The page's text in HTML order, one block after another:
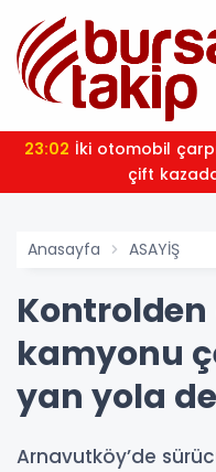
23:02
çift
Anasayfa ASAYİŞ
kamyonu
yan yola
Arnavutköy’de